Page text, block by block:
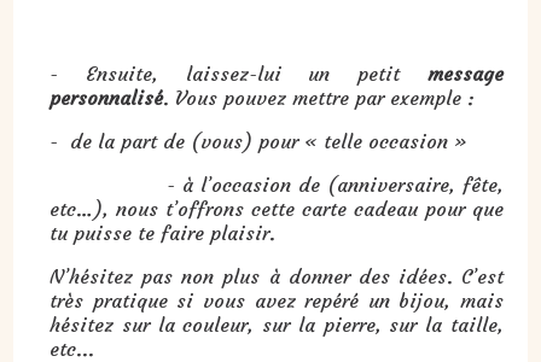
- Ensuite, laissez-lui un petit message
personnalisé. Vous pouvez mettre par exemple :
- de la part de (vous) pour « telle occasion »
- à l’occasion de (anniversaire, fête,
etc…), nous t’offrons cette carte cadeau pour que
tu puisse te faire plaisir.
N’hésitez pas non plus à donner des idées. C’est
très pratique si vous avez repéré un bijou, mais
hésitez sur la couleur, sur la pierre, sur la taille,
etc...